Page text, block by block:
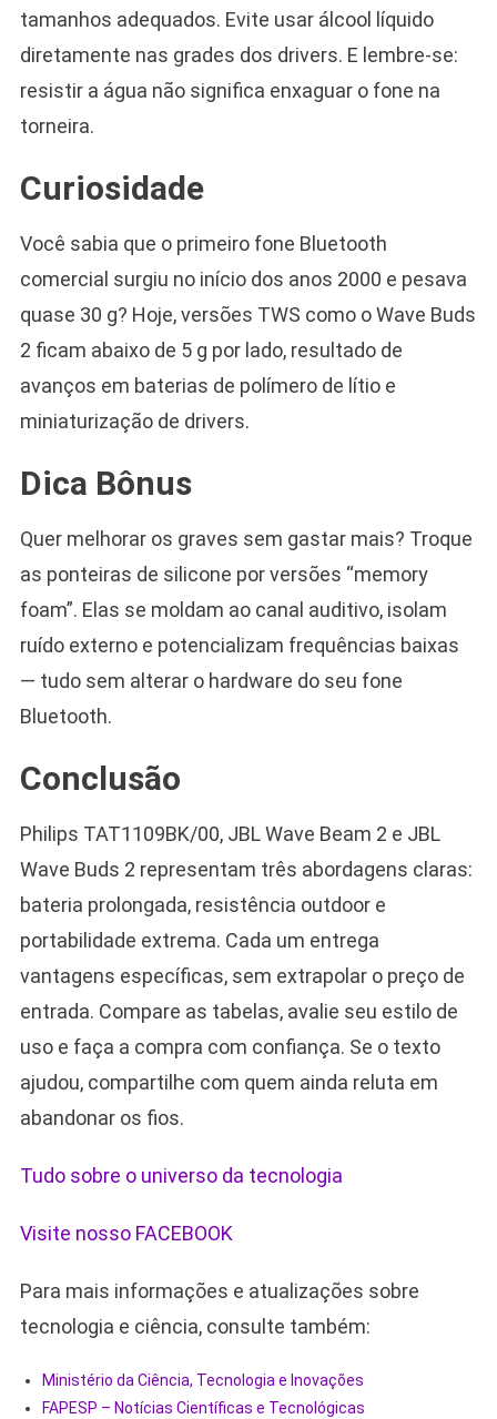
tamanhos adequados. Evite usar álcool líquido
diretamente nas grades dos drivers. E lembre-se:
resistir a água não significa enxaguar o fone na
torneira.
Curiosidade
Você sabia que o primeiro fone Bluetooth
comercial surgiu no início dos anos 2000 e pesava
quase 30 g? Hoje, versões TWS como o Wave Buds
2 ficam abaixo de 5 g por lado, resultado de
avanços em baterias de polímero de lítio e
miniaturização de drivers.
Dica Bônus
Quer melhorar os graves sem gastar mais? Troque
as ponteiras de silicone por versões “memory
foam”. Elas se moldam ao canal auditivo, isolam
ruído externo e potencializam frequências baixas
— tudo sem alterar o hardware do seu fone
Bluetooth.
Conclusão
Philips TAT1109BK/00, JBL Wave Beam 2 e JBL
Wave Buds 2 representam três abordagens claras:
bateria prolongada, resistência outdoor e
portabilidade extrema. Cada um entrega
vantagens específicas, sem extrapolar o preço de
entrada. Compare as tabelas, avalie seu estilo de
uso e faça a compra com confiança. Se o texto
ajudou, compartilhe com quem ainda reluta em
abandonar os fios.
Tudo sobre o universo da tecnologia
Visite nosso FACEBOOK
Para mais informações e atualizações sobre
tecnologia e ciência, consulte também:
Ministério da Ciência, Tecnologia e Inovações
FAPESP – Notícias Científicas e Tecnológicas